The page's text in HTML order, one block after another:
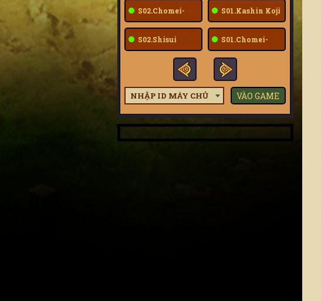
S01.Kashin Koji
S02.Chomei-
Fuu
S01.Chomei-
Fuu
S02.Shisui
NHẬP ID MÁY CHỦ VÀO GAME